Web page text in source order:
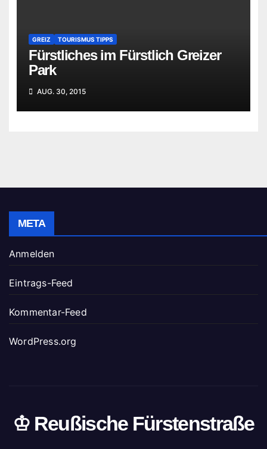
GREIZ TOURISMUS TIPPS
Fürstliches im Fürstlich Greizer
Park
AUG. 30, 2015
META
Anmelden
Eintrags-Feed
Kommentar-Feed
WordPress.org
♔ Reußische Fürstenstraße